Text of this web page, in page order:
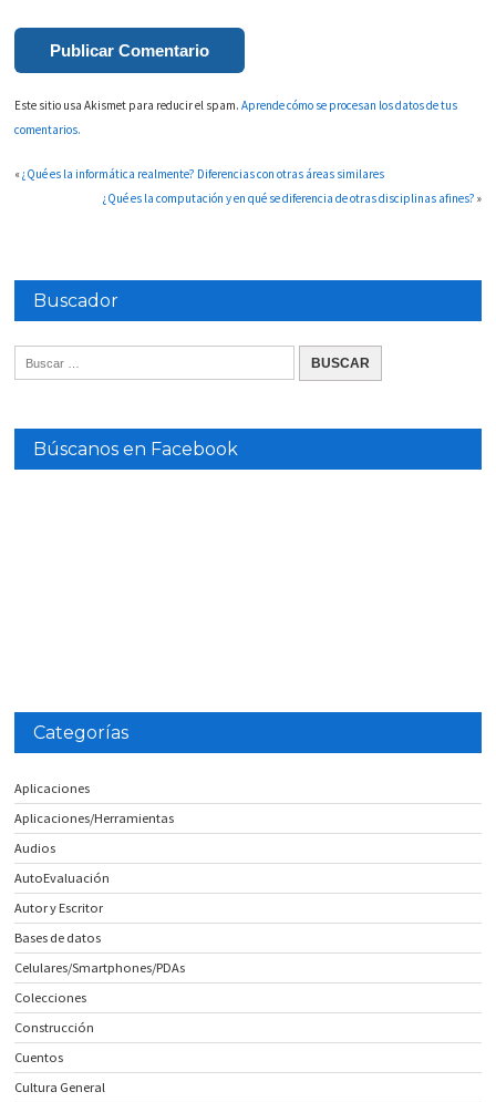
Este sitio usa Akismet para reducir el spam.Aprende cómo se procesan los datos de tus
comentarios.
«¿Qué es la informática realmente? Diferencias con otras áreas similares
¿Qué es la computación y en qué se diferencia de otras disciplinas afines? »
Buscador
Búscanos en Facebook
Categorías
Aplicaciones
Aplicaciones/Herramientas
Audios
AutoEvaluación
Autor y Escritor
Bases de datos
Celulares/Smartphones/PDAs
Colecciones
Construcción
Cuentos
Cultura General